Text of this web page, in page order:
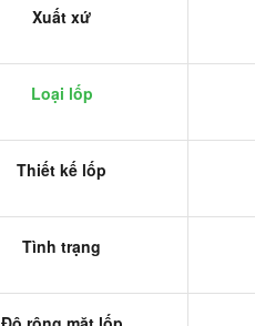
Xuất xứ
Loại lốp
Thiết kế lốp
Tình trạng